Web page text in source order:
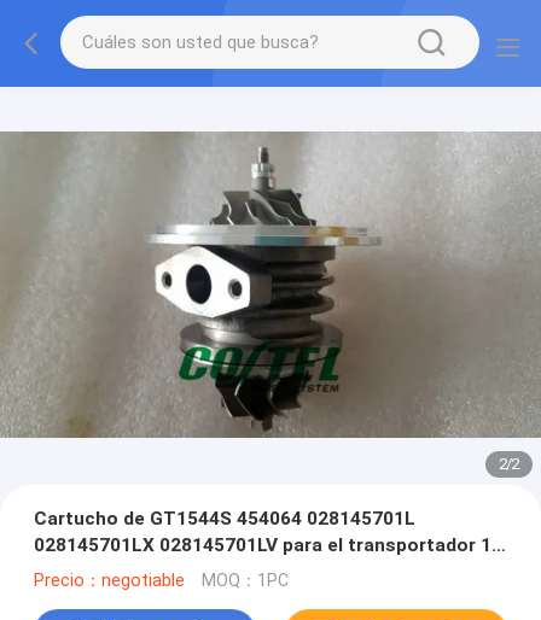
2/2
Cartucho de GT1544S 454064 028145701L
028145701LX 028145701LV para el transportador 1,9
TD de VW T4
Precio：negotiable MOQ：1PC